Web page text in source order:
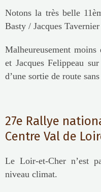
Notons la très belle
Basty / Jacques
Malheureusement
et Jacques Felippeau
d’une sortie de route
27e Rallye
Centre Val de
Le Loir-et-Cher n’est
niveau climat.